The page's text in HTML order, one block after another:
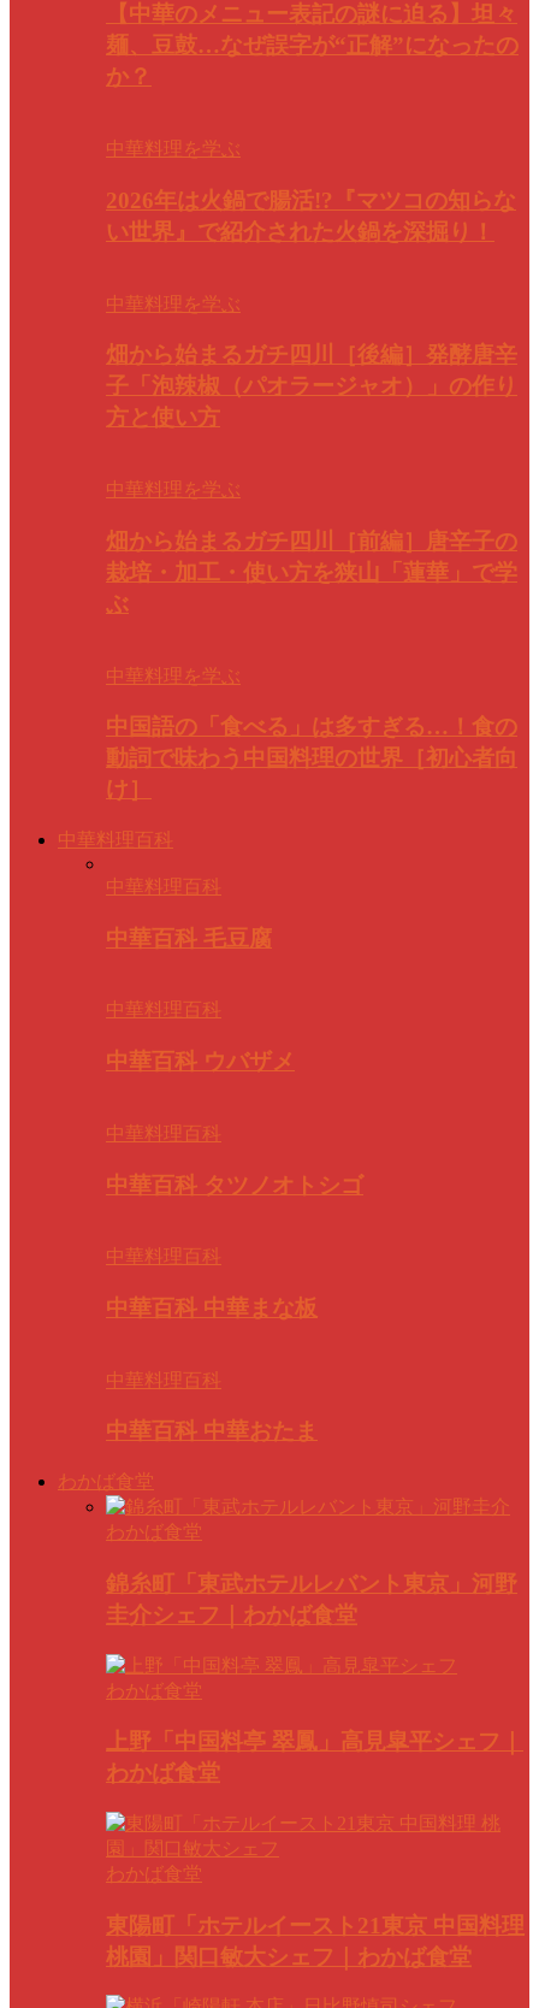
【中華のメニュー表記の謎に迫る】坦々
麺、豆鼓…なぜ誤字が“正解”になったの
か？
中華料理を学ぶ
2026年は火鍋で腸活!?『マツコの知らな
い世界』で紹介された火鍋を深掘り！
中華料理を学ぶ
畑から始まるガチ四川［後編］発酵唐辛
子「泡辣椒（パオラージャオ）」の作り
方と使い方
中華料理を学ぶ
畑から始まるガチ四川［前編］唐辛子の
栽培・加工・使い方を狭山「蓮華」で学
ぶ
中華料理を学ぶ
中国語の「食べる」は多すぎる…！食の
動詞で味わう中国料理の世界［初心者向
け］
中華料理百科
中華料理百科
中華百科 毛豆腐
中華料理百科
中華百科 ウバザメ
中華料理百科
中華百科 タツノオトシゴ
中華料理百科
中華百科 中華まな板
中華料理百科
中華百科 中華おたま
わかば食堂
わかば食堂
錦糸町「東武ホテルレバント東京」河野
圭介シェフ｜わかば食堂
わかば食堂
上野「中国料亭 翠鳳」高見皐平シェフ｜
わかば食堂
わかば食堂
東陽町「ホテルイースト21東京 中国料理
桃園」関口敏大シェフ｜わかば食堂